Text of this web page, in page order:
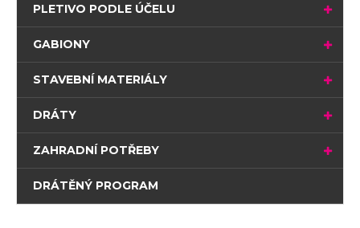
PLETIVO PODLE ÚČELU
GABIONY
STAVEBNÍ MATERIÁLY
DRÁTY
ZAHRADNÍ POTŘEBY
DRÁTĚNÝ PROGRAM